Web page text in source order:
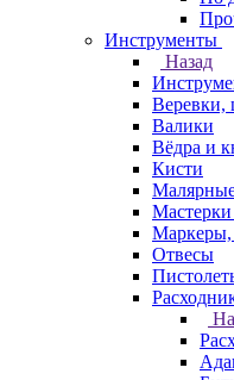
Инструменты
Назад
Веревки,
Валики
Вёдра и
Кисти
Мастерки
Маркеры,
Отвесы